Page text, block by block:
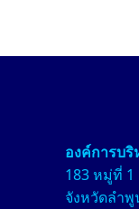
องค์การบ
183 หมู่ที่ 1
จังหวัดลำพู